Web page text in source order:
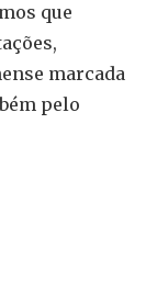
que
marcada
pelo